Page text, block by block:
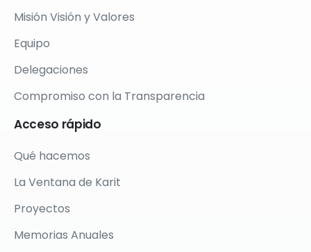
Misión Visión y Valores
Equipo
Delegaciones
Compromiso con la Transparencia
Acceso rápido
Qué hacemos
La Ventana de Karit
Proyectos
Memorias Anuales